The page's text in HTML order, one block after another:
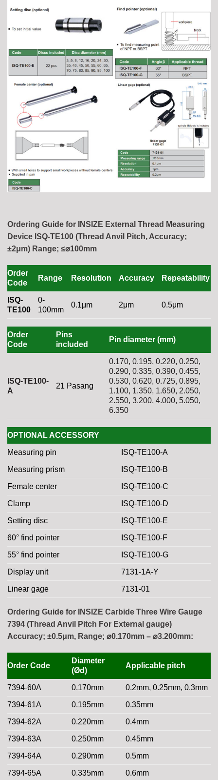
Ordering Guide for INSIZE External Thread Measuring
Device ISQ-TE100 (Thread Anvil Pitch, Accuracy;
±2μm) Range; ≤⌀100mm
Order
Code
Range Resolution Accuracy Repeatability
ISQ-
TE100
0-
100mm
0.1μm 2μm 0.5μm
Order
Code
Pins
included
Pin diameter (mm)
ISQ-TE100-
A
21 Pasang
0.170, 0.195, 0.220, 0.250,
0.290, 0.335, 0.390, 0.455,
0.530, 0.620, 0.725, 0.895,
1.100, 1.350, 1.650, 2.050,
2.550, 3.200, 4.000, 5.050,
6.350
OPTIONAL ACCESSORY
Measuring pin ISQ-TE100-A
Measuring prism ISQ-TE100-B
Female center ISQ-TE100-C
Clamp ISQ-TE100-D
Setting disc ISQ-TE100-E
60° find pointer ISQ-TE100-F
55° find pointer ISQ-TE100-G
Display unit 7131-1A-Y
Linear gage 7131-01
Ordering Guide for INSIZE Carbide Three Wire Gauge
7394 (Thread Anvil Pitch For External gauge)
Accuracy; ±0.5μm, Range; ⌀0.170mm – ⌀3.200mm:
Order Code
Diameter
(Ød)
Applicable pitch
7394-60A 0.170mm 0.2mm, 0.25mm, 0.3mm
7394-61A 0.195mm 0.35mm
7394-62A 0.220mm 0.4mm
7394-63A 0.250mm 0.45mm
7394-64A 0.290mm 0.5mm
7394-65A 0.335mm 0.6mm